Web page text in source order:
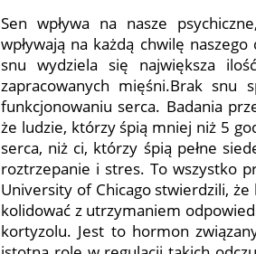
Sen wpływa na nasze
wpływają na każdą chwilę
snu wydziela się największa
zapracowanych mięśni.Brak snu
funkcjonowaniu serca. Badania
że ludzie, którzy śpią mniej niż 5
serca, niż ci, którzy śpią pełne
roztrzepanie i stres. To wszystko
University of Chicago stwierdzili,
kolidować z utrzymaniem
kortyzolu. Jest to hormon